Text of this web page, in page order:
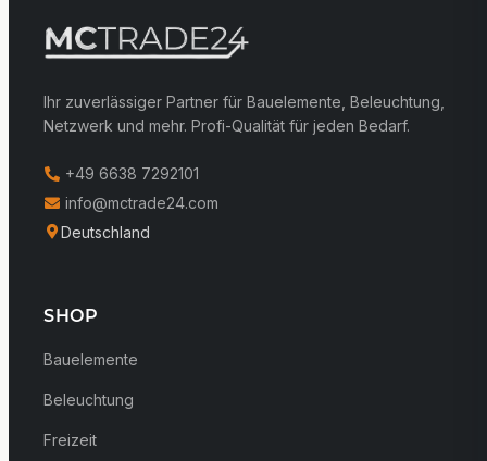
Ihr zuverlässiger Partner für Bauelemente, Beleuchtung,
Netzwerk und mehr. Profi-Qualität für jeden Bedarf.
+49 6638 7292101
info@mctrade24.com
Deutschland
SHOP
Bauelemente
Beleuchtung
Freizeit